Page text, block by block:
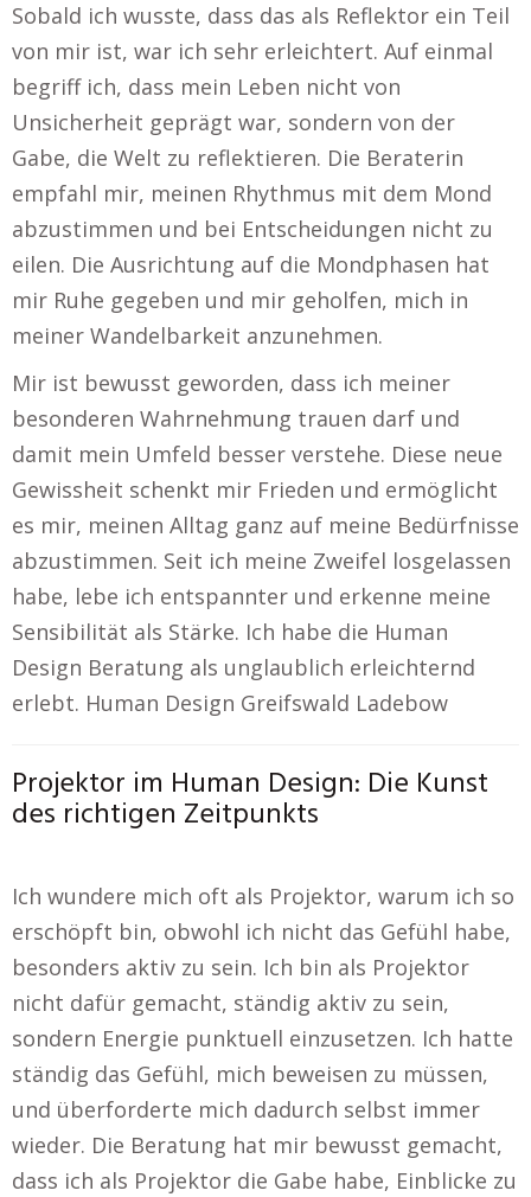
Sobald ich wusste, dass das als Reflektor ein Teil
von mir ist, war ich sehr erleichtert. Auf einmal
begriff ich, dass mein Leben nicht von
Unsicherheit geprägt war, sondern von der
Gabe, die Welt zu reflektieren. Die Beraterin
empfahl mir, meinen Rhythmus mit dem Mond
abzustimmen und bei Entscheidungen nicht zu
eilen. Die Ausrichtung auf die Mondphasen hat
mir Ruhe gegeben und mir geholfen, mich in
meiner Wandelbarkeit anzunehmen.
Mir ist bewusst geworden, dass ich meiner
besonderen Wahrnehmung trauen darf und
damit mein Umfeld besser verstehe. Diese neue
Gewissheit schenkt mir Frieden und ermöglicht
es mir, meinen Alltag ganz auf meine Bedürfnisse
abzustimmen. Seit ich meine Zweifel losgelassen
habe, lebe ich entspannter und erkenne meine
Sensibilität als Stärke. Ich habe die Human
Design Beratung als unglaublich erleichternd
erlebt. Human Design Greifswald Ladebow
Projektor im Human Design: Die Kunst
des richtigen Zeitpunkts
Ich wundere mich oft als Projektor, warum ich so
erschöpft bin, obwohl ich nicht das Gefühl habe,
besonders aktiv zu sein. Ich bin als Projektor
nicht dafür gemacht, ständig aktiv zu sein,
sondern Energie punktuell einzusetzen. Ich hatte
ständig das Gefühl, mich beweisen zu müssen,
und überforderte mich dadurch selbst immer
wieder. Die Beratung hat mir bewusst gemacht,
dass ich als Projektor die Gabe habe, Einblicke zu